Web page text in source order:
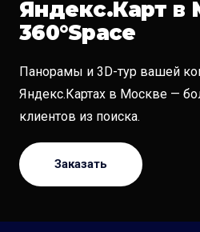
Яндекс.Карт в
360°Space
Панорамы и 3D-тур вашей
Яндекс.Картах в Москве —
клиентов из поиска.
Заказать